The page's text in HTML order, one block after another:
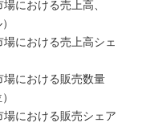
における売上高、
における売上高シェ
場における販売数量
における販売シェア